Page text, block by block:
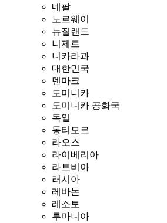
네팔
노르웨이
뉴질랜드
니제르
니카라과
대한민국
덴마크
도미니카
도미니카 공화국
독일
동티모르
라오스
라이베리아
라트비아
러시아
레바논
레소토
루마니아